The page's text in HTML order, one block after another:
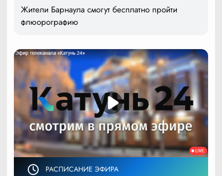
Жители Барнаула смогут бесплатно пройти
флюорографию
РАСПИСАНИЕ ЭФИРА